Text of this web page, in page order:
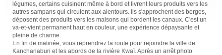
légumes, certains cuisinent même à bord et livrent leurs produits vers les
autres sampans qui circulent aux alentours. Ils s'approchent des berges,
déposent des produits vers les maisons qui bordent les canaux. C'est un
va-et-vient permanent haut en couleur, une expérience dépaysante et
pleine de charme.
En fin de matinée, vous reprendrez la route pour rejoindre la ville de
Kanchanaburi et les abords de la rivière Kwaï. Après un arrêt photo